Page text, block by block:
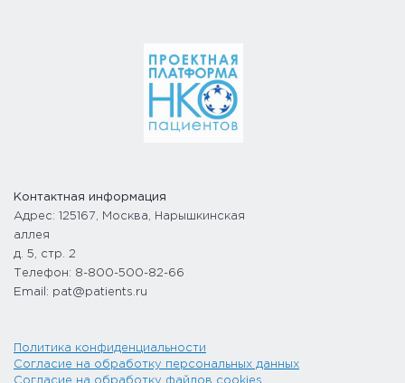
Контактная информация
Адрес: 125167, Москва, Нарышкинская
аллея
д. 5, стр. 2
Телефон: 8-800-500-82-66
Email: pat@patients.ru
Политика конфиденциальности
Согласие на обработку персональных данных
Согласие на обработку файлов cookies